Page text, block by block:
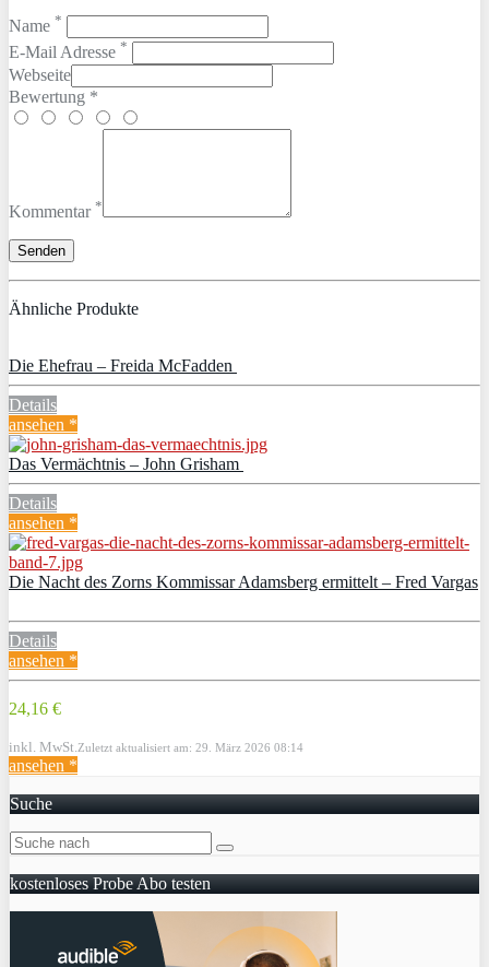
Name *
E-Mail Adresse *
Webseite
Bewertung *
Kommentar *
Ähnliche Produkte
Die Ehefrau – Freida McFadden
Details
ansehen *
Das Vermächtnis – John Grisham
Details
ansehen *
Die Nacht des Zorns Kommissar Adamsberg ermittelt – Fred Vargas
Details
ansehen *
24,16 €
inkl. MwSt. Zuletzt aktualisiert am: 29. März 2026 08:14
ansehen *
Suche
kostenloses Probe Abo testen